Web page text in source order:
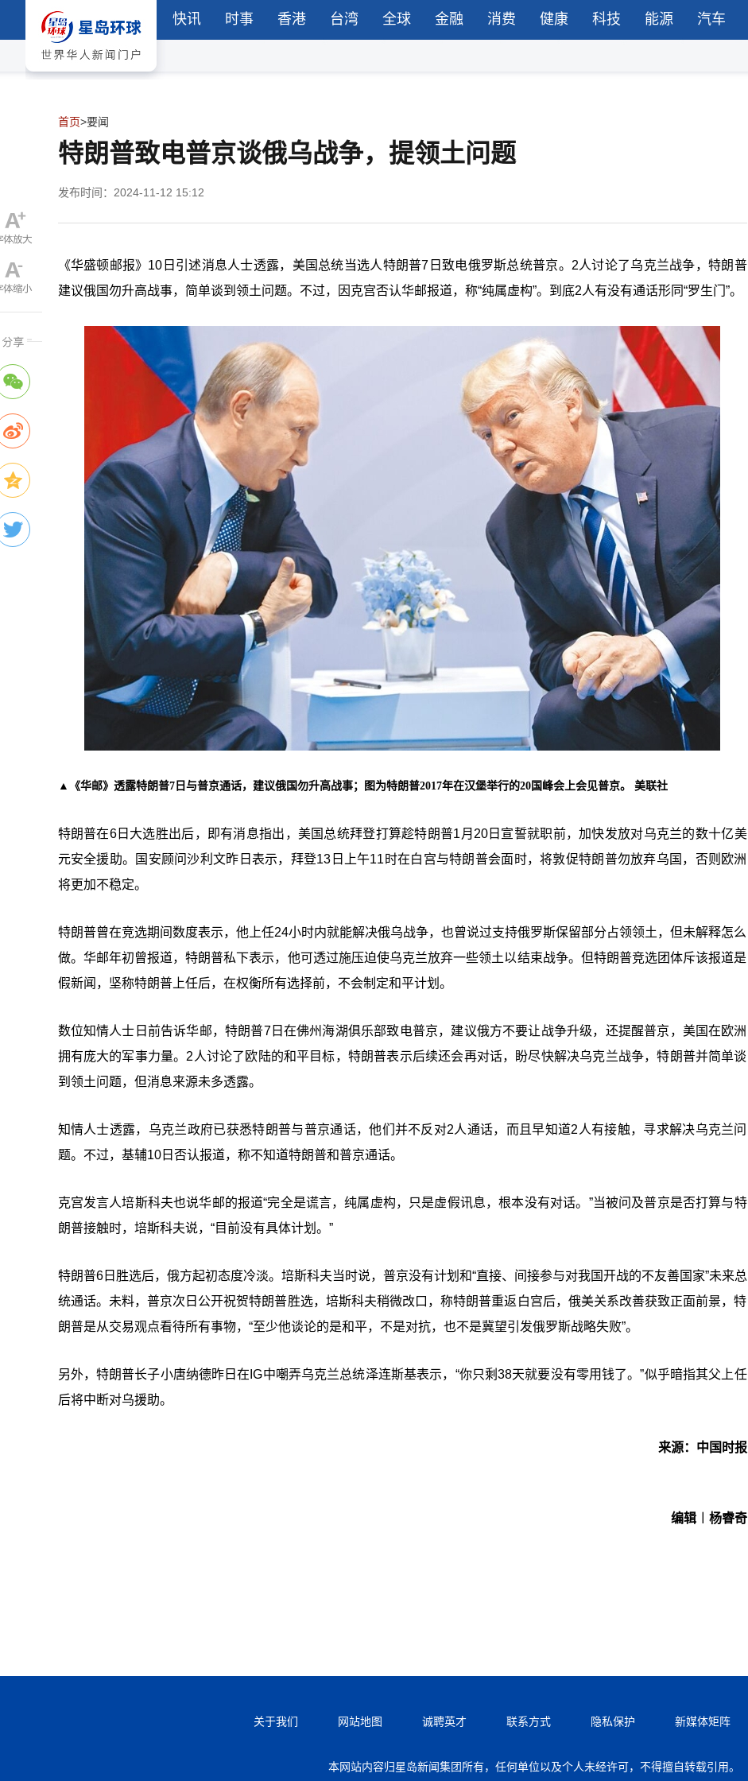
快讯 时事 香港 台湾 全球 金融 消费 健康 科技 能源 汽车
首页>要闻
特朗普致电普京谈俄乌战争，提领土问题
发布时间：2024-11-12 15:12
《华盛顿邮报》10日引述消息人士透露，美国总统当选人特朗普7日致电俄罗斯总统普京。2人讨论了乌克兰战争，特朗普
建议俄国勿升高战事，简单谈到领土问题。不过，因克宫否认华邮报道，称“纯属虚构”。到底2人有没有通话形同“罗生门”。
▲《华邮》透露特朗普7日与普京通话，建议俄国勿升高战事；图为特朗普2017年在汉堡举行的20国峰会上会见普京。 美联社
特朗普在6日大选胜出后，即有消息指出，美国总统拜登打算趁特朗普1月20日宣誓就职前，加快发放对乌克兰的数十亿美
元安全援助。国安顾问沙利文昨日表示，拜登13日上午11时在白宫与特朗普会面时，将敦促特朗普勿放弃乌国，否则欧洲
将更加不稳定。
特朗普曾在竞选期间数度表示，他上任24小时内就能解决俄乌战争，也曾说过支持俄罗斯保留部分占领领土，但未解释怎么
做。华邮年初曾报道，特朗普私下表示，他可透过施压迫使乌克兰放弃一些领土以结束战争。但特朗普竞选团体斥该报道是
假新闻，坚称特朗普上任后，在权衡所有选择前，不会制定和平计划。
数位知情人士日前告诉华邮，特朗普7日在佛州海湖俱乐部致电普京，建议俄方不要让战争升级，还提醒普京，美国在欧洲
拥有庞大的军事力量。2人讨论了欧陆的和平目标，特朗普表示后续还会再对话，盼尽快解决乌克兰战争，特朗普并简单谈
到领土问题，但消息来源未多透露。
知情人士透露，乌克兰政府已获悉特朗普与普京通话，他们并不反对2人通话，而且早知道2人有接触，寻求解决乌克兰问
题。不过，基辅10日否认报道，称不知道特朗普和普京通话。
克宫发言人培斯科夫也说华邮的报道“完全是谎言，纯属虚构，只是虚假讯息，根本没有对话。”当被问及普京是否打算与特
朗普接触时，培斯科夫说，“目前没有具体计划。”
特朗普6日胜选后，俄方起初态度冷淡。培斯科夫当时说，普京没有计划和“直接、间接参与对我国开战的不友善国家”未来总
统通话。未料，普京次日公开祝贺特朗普胜选，培斯科夫稍微改口，称特朗普重返白宫后，俄美关系改善获致正面前景，特
朗普是从交易观点看待所有事物，“至少他谈论的是和平，不是对抗，也不是冀望引发俄罗斯战略失败”。
另外，特朗普长子小唐纳德昨日在IG中嘲弄乌克兰总统泽连斯基表示，“你只剩38天就要没有零用钱了。”似乎暗指其父上任
后将中断对乌援助。
来源：中国时报
编辑︱杨睿奇
关于我们 网站地图 诚聘英才 联系方式 隐私保护 新媒体矩阵
本网站内容归星岛新闻集团所有，任何单位以及个人未经许可，不得擅自转载引用。